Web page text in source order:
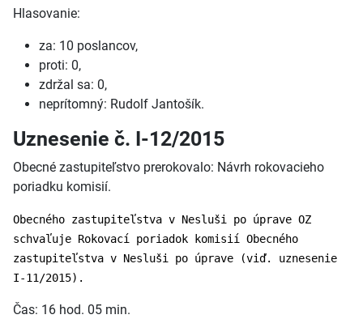
Hlasovanie:
za: 10 poslancov,
proti: 0,
zdržal sa: 0,
neprítomný: Rudolf Jantošík.
Uznesenie č. I-12/2015
Obecné zastupiteľstvo prerokovalo: Návrh rokovacieho
poriadku komisií.
Obecného zastupiteľstva v Nesluši po úprave OZ
schvaľuje Rokovací poriadok komisií Obecného
zastupiteľstva v Nesluši po úprave (viď. uznesenie
I-11/2015).
Čas: 16 hod. 05 min.